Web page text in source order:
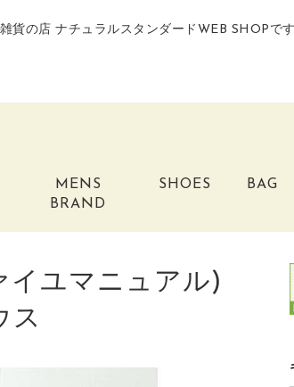
貨の店 ナチュラルスタンダードWEB SHOPです
MENS
BRAND
SHOES BAG
イユマニュアル)
ス